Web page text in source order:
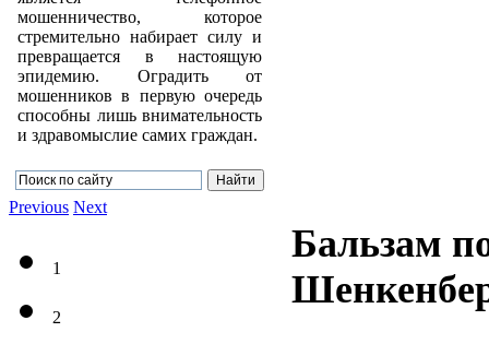
мошенничество, которое
стремительно набирает силу и
превращается в настоящую
эпидемию. Оградить от
мошенников в первую очередь
способны лишь внимательность
и здравомыслие самих граждан.
Бальзам
Previous Next
1
2